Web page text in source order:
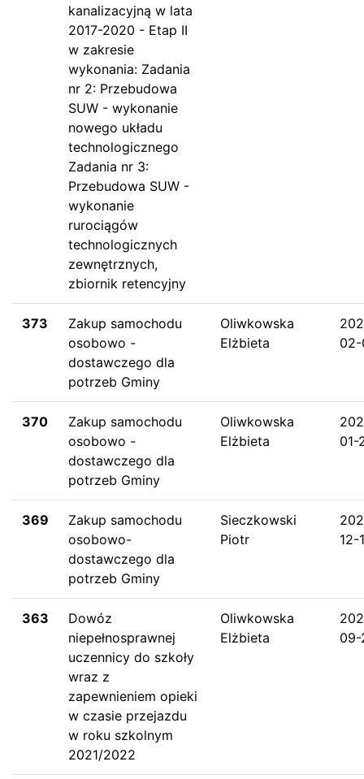
kanalizacyjną w lata
2017-2020 - Etap II
w zakresie
wykonania: Zadania
nr 2: Przebudowa
SUW - wykonanie
nowego układu
technologicznego
Zadania nr 3:
Przebudowa SUW -
wykonanie
rurociągów
technologicznych
zewnętrznych,
zbiornik retencyjny
373
Zakup samochodu
osobowo -
dostawczego dla
potrzeb Gminy
Oliwkowska
Elżbieta
370
Zakup samochodu
osobowo -
dostawczego dla
potrzeb Gminy
Oliwkowska
Elżbieta
01-
369
Zakup samochodu
osobowo-
dostawczego dla
potrzeb Gminy
Sieczkowski
Piotr
12-
363
Dowóz
niepełnosprawnej
uczennicy do szkoły
wraz z
zapewnieniem opieki
w czasie przejazdu
w roku szkolnym
2021/2022
Oliwkowska
Elżbieta
09-